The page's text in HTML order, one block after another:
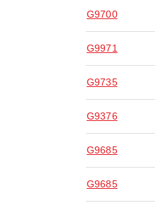
G9700
G9971
G9735
G9376
G9685
G9685